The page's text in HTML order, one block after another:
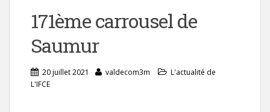
171ème carrousel de
Saumur
20 juillet 2021 valdecom3m
L'actualité de
L'IFCE